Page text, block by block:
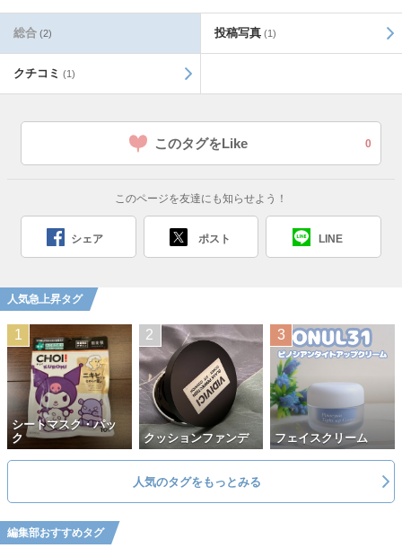
総合 (2) 投稿写真 (1)
クチコミ (1)
このタグをLike 0
このページを友達にも知らせよう！
シェア ポスト LINE
人気急上昇タグ
シートマスク・パッ
ク
クッションファンデ フェイスクリーム
人気のタグをもっとみる
編集部おすすめタグ